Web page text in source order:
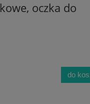
oczka do
do